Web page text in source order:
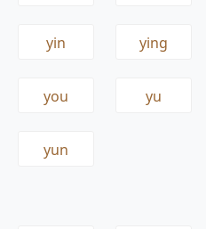
yin ying
you yu
yun